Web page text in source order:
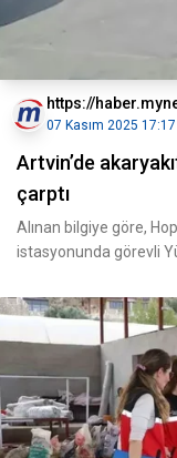
https://
07 Kasım 2025 17:17
Artvin’de
çarptı
Alınan bilgiye göre,
istasyonunda görevli